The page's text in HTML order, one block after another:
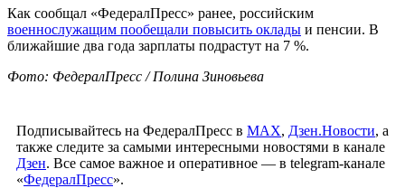
Как сообщал «ФедералПресс» ранее, российским
военнослужащим пообещали повысить оклады и пенсии. В
ближайшие два года зарплаты подрастут на 7 %.
Фото: ФедералПресс / Полина Зиновьева
Подписывайтесь на ФедералПресс в МАХ, Дзен.Новости, а
также следите за самыми интересными новостями в канале
Дзен. Все самое важное и оперативное — в telegram-канале
«ФедералПресс».